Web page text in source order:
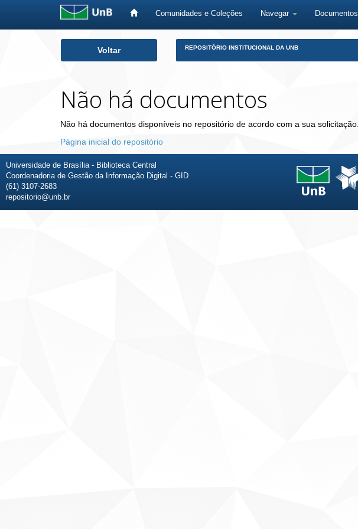
Comunidades e Coleções Navegar Documentos
Voltar REPOSITÓRIO INSTITUCIONAL DA UNB
Não há documentos
Não há documentos disponíveis no repositório de acordo com a sua solicitação.
Página inicial do repositório
Universidade de Brasília - Biblioteca Central
Coordenadoria de Gestão da Informação Digital - GID
(61) 3107-2683
repositorio@unb.br